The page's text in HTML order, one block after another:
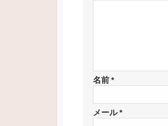
名前*
メール*